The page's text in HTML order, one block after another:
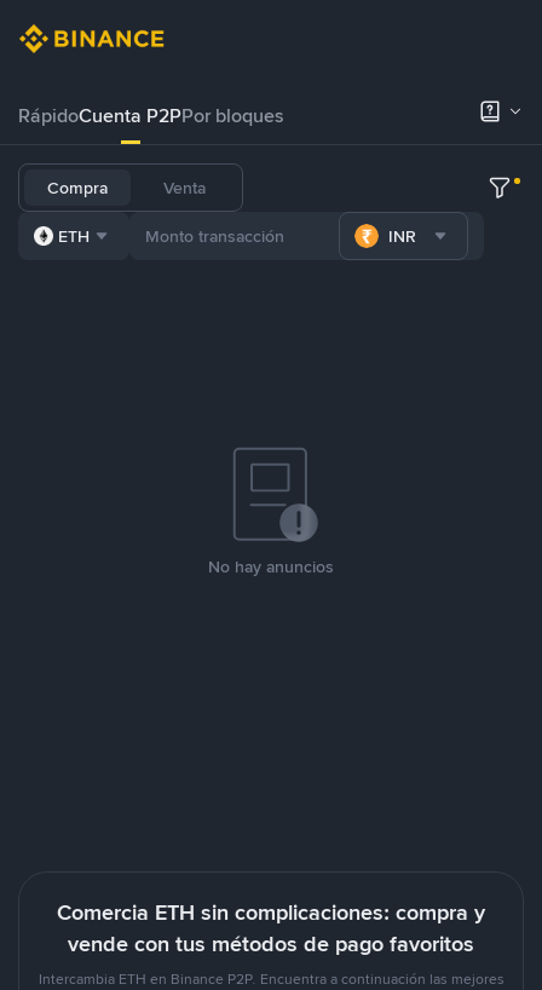
RápidoCuenta P2PPor bloques
Compra Venta
ETH INR
No hay anuncios
Comercia ETH sin complicaciones: compra y
vende con tus métodos de pago favoritos
Intercambia ETH en Binance P2P. Encuentra a continuación las mejores